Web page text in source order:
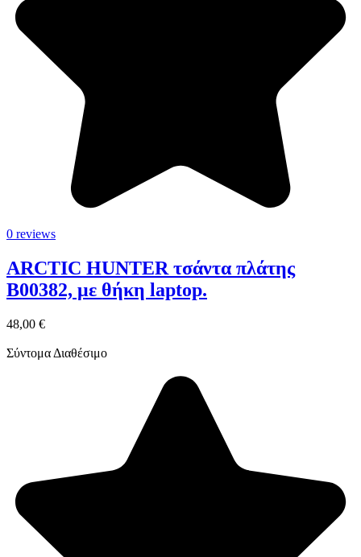
0 reviews
ARCTIC HUNTER τσάντα πλάτης
B00382, με θήκη laptop.
48,00 €
Σύντομα Διαθέσιμο